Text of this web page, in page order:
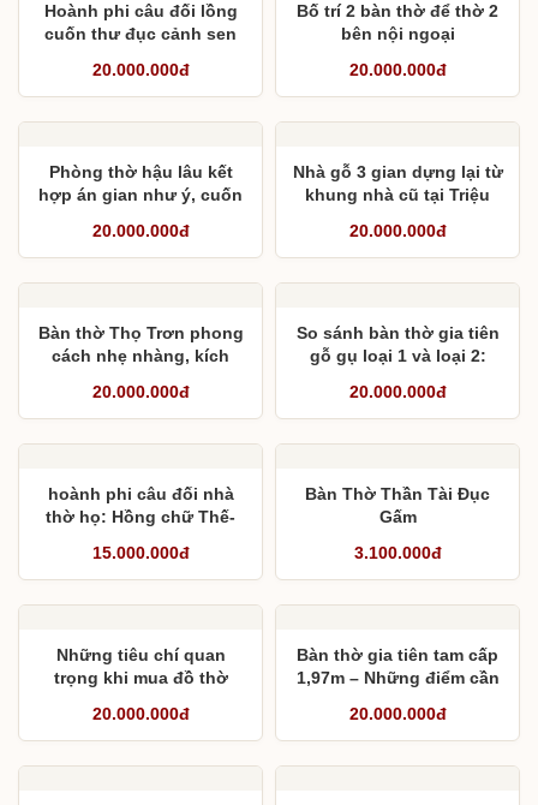
Hoành phi câu đối lồng
cuốn thư đục cảnh sen
20.000.000đ
Bố trí 2 bàn thờ để thờ 2
bên nội ngoại
20.000.000đ
Phòng thờ hậu lâu kết
hợp án gian như ý, cuốn
20.000.000đ
Nhà gỗ 3 gian dựng lại từ
khung nhà cũ tại Triệu
20.000.000đ
Bàn thờ Thọ Trơn phong
cách nhẹ nhàng, kích
20.000.000đ
So sánh bàn thờ gia tiên
gỗ gụ loại 1 và loại 2:
sao chênh lệch giá?
20.000.000đ
hoành phi câu đối nhà
thờ họ: Hồng chữ Thế-
15.000.000đ
Bàn Thờ Thần Tài Đục
Gấm
3.100.000đ
Những tiêu chí quan
trọng khi mua đồ thờ
20.000.000đ
Bàn thờ gia tiên tam cấp
1,97m – Những điểm cần
nghĩa từng cấp thờ
20.000.000đ